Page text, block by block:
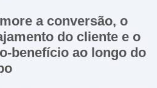
a conversão, o
do cliente e o
benefício ao longo do